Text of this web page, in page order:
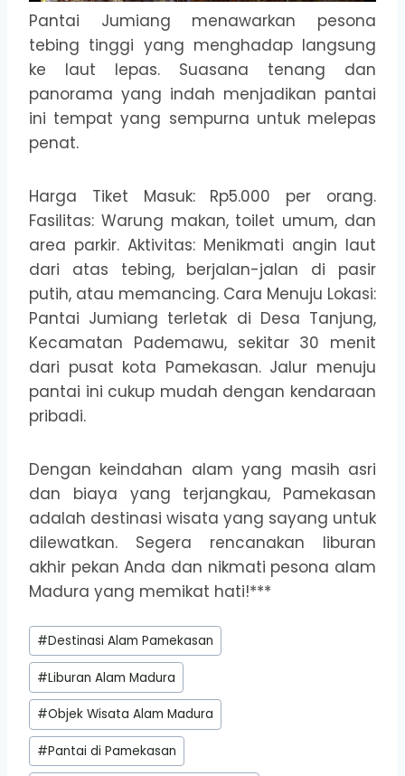
Pantai Jumiang menawarkan pesona
tebing tinggi yang menghadap langsung
ke laut lepas. Suasana tenang dan
panorama yang indah menjadikan pantai
ini tempat yang sempurna untuk melepas
penat.
Harga Tiket Masuk: Rp5.000 per orang.
Fasilitas: Warung makan, toilet umum, dan
area parkir. Aktivitas: Menikmati angin laut
dari atas tebing, berjalan-jalan di pasir
putih, atau memancing. Cara Menuju Lokasi:
Pantai Jumiang terletak di Desa Tanjung,
Kecamatan Pademawu, sekitar 30 menit
dari pusat kota Pamekasan. Jalur menuju
pantai ini cukup mudah dengan kendaraan
pribadi.
Dengan keindahan alam yang masih asri
dan biaya yang terjangkau, Pamekasan
adalah destinasi wisata yang sayang untuk
dilewatkan. Segera rencanakan liburan
akhir pekan Anda dan nikmati pesona alam
Madura yang memikat hati!***
Post
Tags:
#Destinasi Alam Pamekasan
#Liburan Alam Madura
#Objek Wisata Alam Madura
#Pantai di Pamekasan